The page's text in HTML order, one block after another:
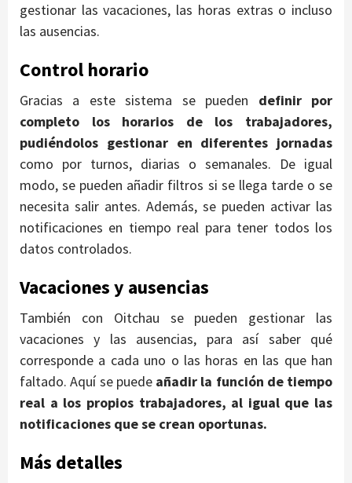
gestionar las vacaciones, las horas extras o incluso
las ausencias.
Control horario
Gracias a este sistema se pueden definir por
completo los horarios de los trabajadores,
pudiéndolos gestionar en diferentes jornadas
como por turnos, diarias o semanales. De igual
modo, se pueden añadir filtros si se llega tarde o se
necesita salir antes. Además, se pueden activar las
notificaciones en tiempo real para tener todos los
datos controlados.
Vacaciones y ausencias
También con Oitchau se pueden gestionar las
vacaciones y las ausencias, para así saber qué
corresponde a cada uno o las horas en las que han
faltado. Aquí se puede añadir la función de tiempo
real a los propios trabajadores, al igual que las
notificaciones que se crean oportunas.
Más detalles